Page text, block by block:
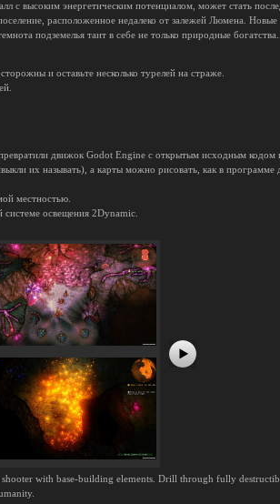
с высоким энергетическим потенциалом, может стать
расположенное недалеко от залежей Люмена. Новые
подземелья таит в себе не только природные богатства...
и оставьте несколько турелей на страже.
движок Godot Engine с открытым исходным кодом
их называть), а карты можно рисовать, как в программе
местностью.
системе освещения 2Dynamic.
with base-building elements. Drill through fully